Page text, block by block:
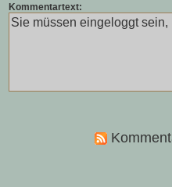
Kommentartext: